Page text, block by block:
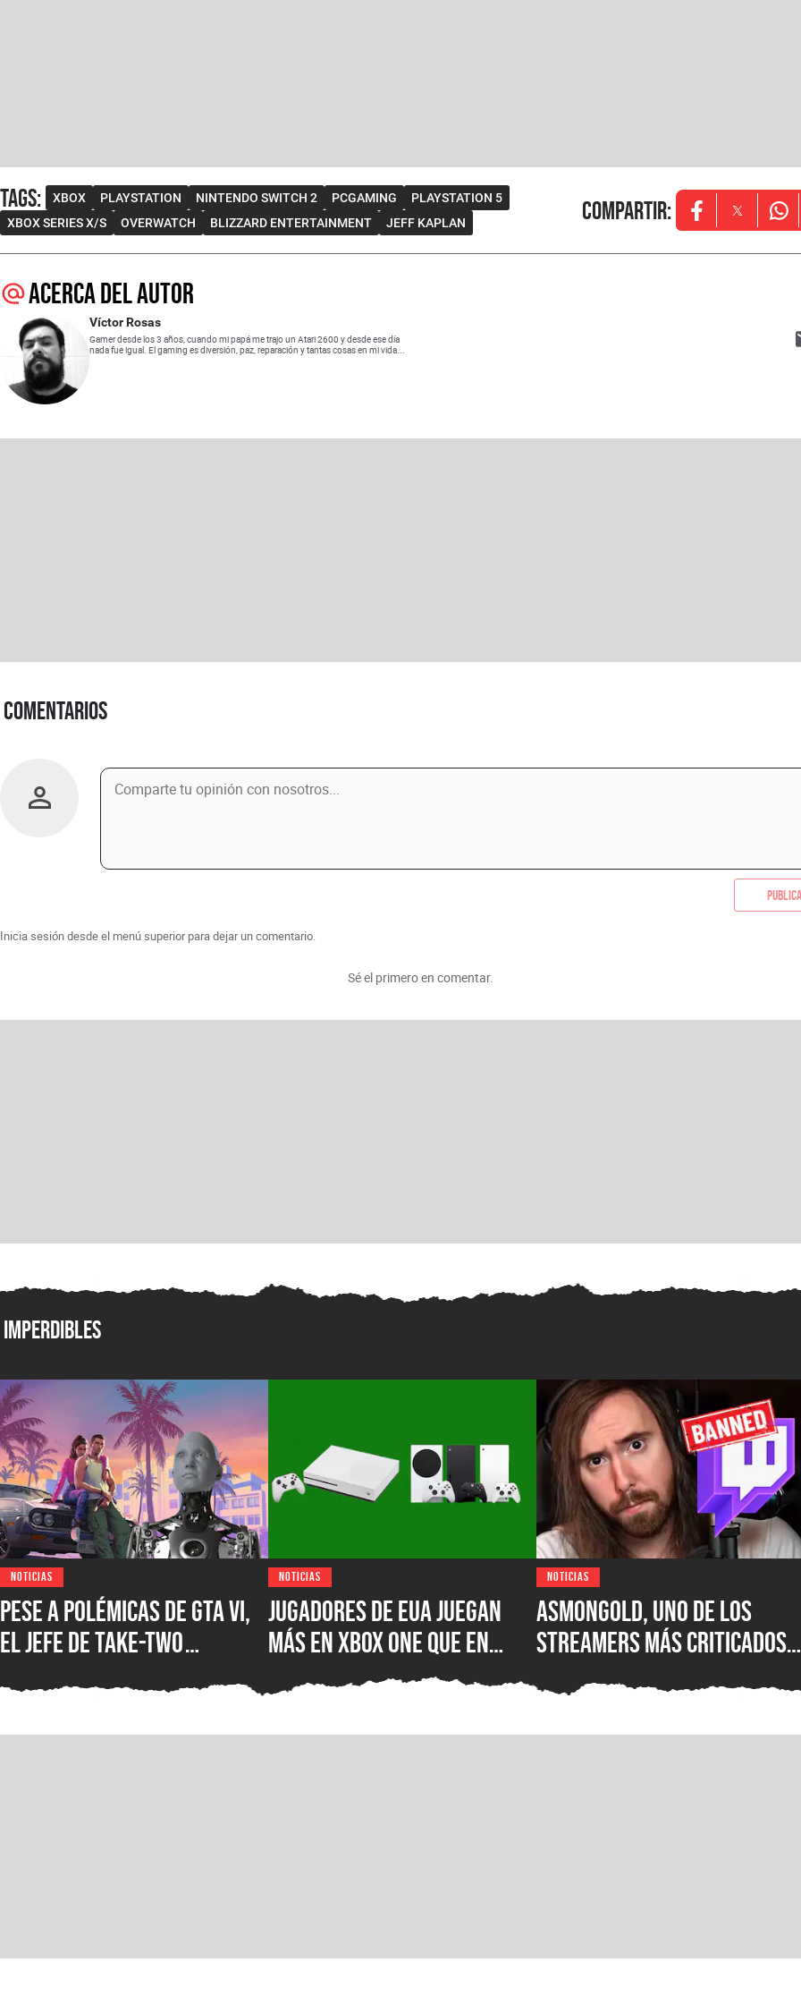
Tags: XBOX PLAYSTATION NINTENDO SWITCH 2 PCGAMING
PLAYSTATION 5
XBOX SERIES X/S
OVERWATCH BLIZZARD ENTERTAINMENT JEFF KAPLAN Compartir: Opens in new
Opens in
Acerca del autor
Víctor Rosas
Gamer desde los 3 años, cuando mi papá me trajo un Atari 2600 y desde ese día
nada fue igual. El gaming es diversión, paz, reparación y tantas cosas en mi vida...
Comentarios
Inicia sesión desde el menú superior para dejar un comentario.
Sé el primero en comentar.
Imperdibles
NOTICIAS
Pese a polémicas de GTA VI,
el jefe de Take-Two
creatividad humana
NOTICIAS
Jugadores de EUA juegan
más en XBOX One que en
XBOX Series X|S: encuesta
muestra el desastre de
Microsoft en uno de los
NOTICIAS
Asmongold, uno de los
streamers más criticados
Twitch por sus polémicos
comentarios sobre los